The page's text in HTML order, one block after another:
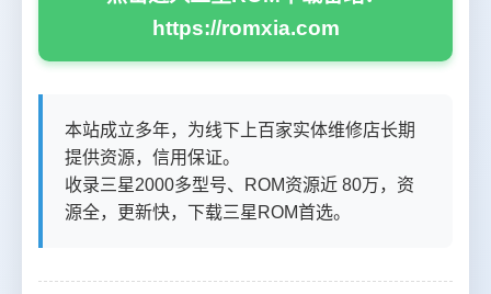
https://romxia.com
本站成立多年，为线下上百家实体维修店长期
提供资源，信用保证。
收录三星2000多型号、ROM资源近 80万，资
源全，更新快，下载三星ROM首选。